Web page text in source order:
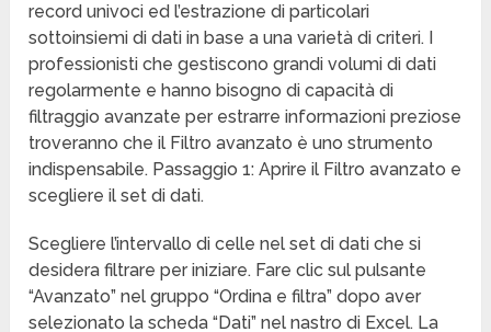
record univoci ed l’estrazione di particolari
sottoinsiemi di dati in base a una varietà di criteri. I
professionisti che gestiscono grandi volumi di dati
regolarmente e hanno bisogno di capacità di
filtraggio avanzate per estrarre informazioni preziose
troveranno che il Filtro avanzato è uno strumento
indispensabile. Passaggio 1: Aprire il Filtro avanzato e
scegliere il set di dati.
Scegliere l’intervallo di celle nel set di dati che si
desidera filtrare per iniziare. Fare clic sul pulsante
“Avanzato” nel gruppo “Ordina e filtra” dopo aver
selezionato la scheda “Dati” nel nastro di Excel. La